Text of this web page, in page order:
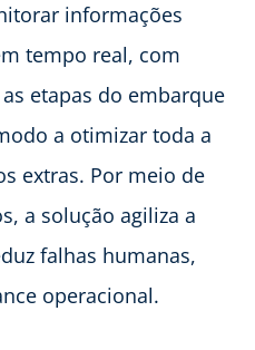
informações
tempo real, com
etapas do embarque
a otimizar toda a
extras. Por meio de
a solução agiliza a
falhas humanas,
operacional.